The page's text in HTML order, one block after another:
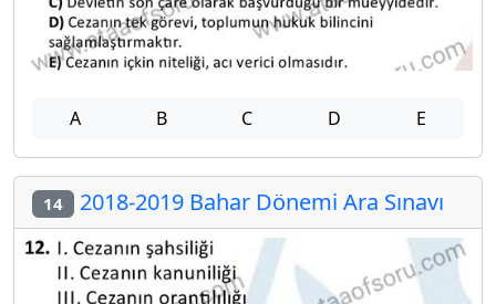
A B C D E
14 2018-2019 Bahar Dönemi Ara Sınavı